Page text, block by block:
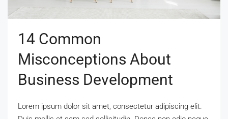
14 Common
Misconceptions About
Business Development
Lorem ipsum dolor sit amet, consectetur adipiscing elit.